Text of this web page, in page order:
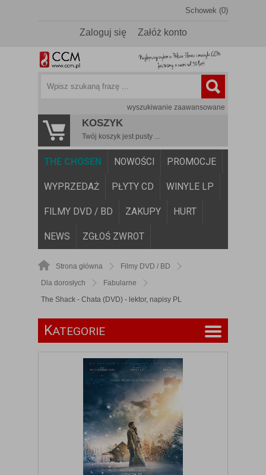
Schowek (0)
Zaloguj się Załóż konto
wyszukiwanie zaawansowane
KOSZYK
Twój koszyk jest pusty ...
THE CHOSEN NOWOŚCI PROMOCJE
WYPRZEDAŻ PŁYTY CD WINYLE LP
FILMY DVD / BD ZAKUPY HURT
NEWS ZGŁOŚ ZWROT
Strona główna
Filmy DVD / BD
Dla dorosłych
Fabularne
The Shack - Chata (DVD) - lektor, napisy PL
KATEGORIE